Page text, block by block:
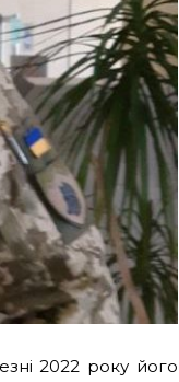
2022 року його